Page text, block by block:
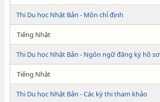
Thi Du học Nhật Bản - Môn chỉ định
Tiếng Nhật
Thi Du học Nhật Bản - Ngôn ngữ đăng ký hồ sơ
Tiếng Nhật
Thi Du học Nhật Bản - Các kỳ thi tham khảo